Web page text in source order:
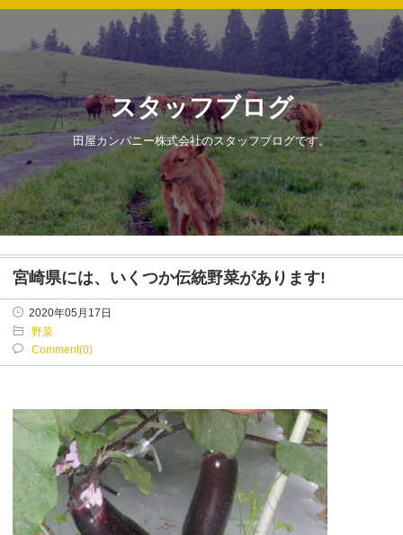
スタッフブログ
田屋カンパニー株式会社のスタッフブログです。
宮崎県には、いくつか伝統野菜があります!
2020年05月17日
野菜
Comment(0)